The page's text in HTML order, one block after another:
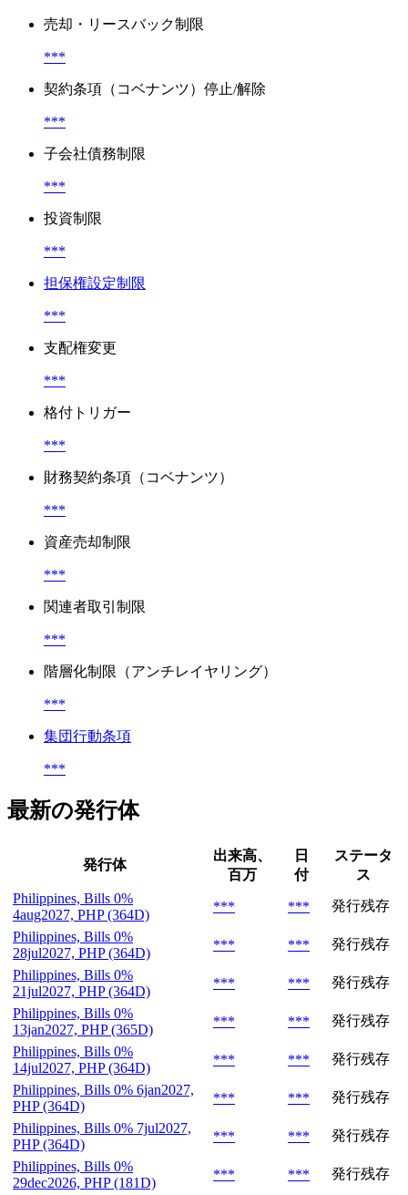
売却・リースバック制限
***
契約条項（コベナンツ）停止/解除
***
子会社債務制限
***
投資制限
***
担保権設定制限
***
支配権変更
***
格付トリガー
***
財務契約条項（コベナンツ）
***
資産売却制限
***
関連者取引制限
***
階層化制限（アンチレイヤリング）
***
集団行動条項
***
最新の発行体
発行体
出来高、
百万
日
付
ステータ
ス
Philippines, Bills 0%
4aug2027, PHP (364D)
*** ***
発行残存
Philippines, Bills 0%
28jul2027, PHP (364D)
*** ***
発行残存
Philippines, Bills 0%
21jul2027, PHP (364D)
*** ***
発行残存
Philippines, Bills 0%
13jan2027, PHP (365D)
*** ***
発行残存
Philippines, Bills 0%
14jul2027, PHP (364D)
*** ***
発行残存
Philippines, Bills 0% 6jan2027,
PHP (364D)
*** ***
発行残存
Philippines, Bills 0% 7jul2027,
PHP (364D)
*** ***
発行残存
Philippines, Bills 0%
29dec2026, PHP (181D)
*** ***
発行残存